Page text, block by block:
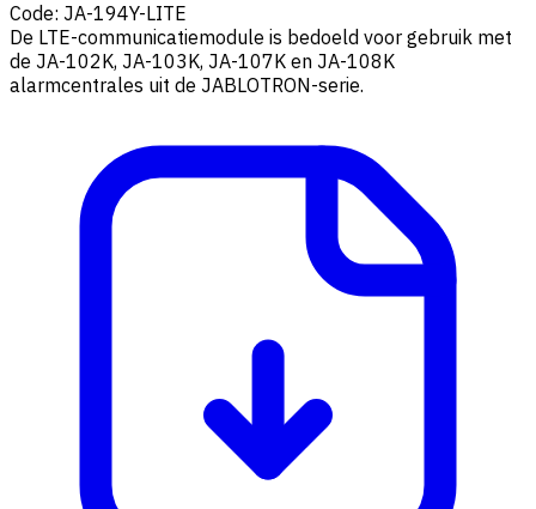
Code: JA-194Y-LITE
De LTE-communicatiemodule is bedoeld voor gebruik met
de JA-102K, JA-103K, JA-107K en JA-108K
alarmcentrales uit de JABLOTRON-serie.